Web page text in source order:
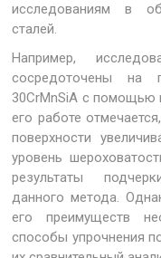
исследованиям в
сталей.
Например,
сосредоточены на
30CrMnSiA с помощью
его работе
поверхности
уровень
результаты
данного метода.
его преимуществ
способы упрочнения